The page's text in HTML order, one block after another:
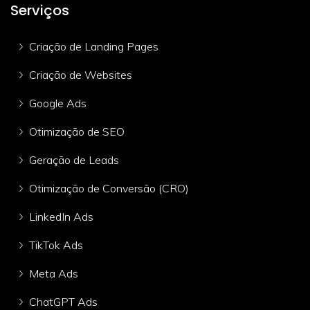
Serviços
Criação de Landing Pages
Criação de Websites
Google Ads
Otimização de SEO
Geração de Leads
Otimização de Conversão (CRO)
LinkedIn Ads
TikTok Ads
Meta Ads
ChatGPT Ads